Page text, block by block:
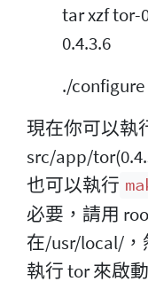
tar xzf tor-
0.4.3.6
./
現在你可以執
src/app/
也可以執行
必要，請用
在/usr/local/
執行 tor 來啟